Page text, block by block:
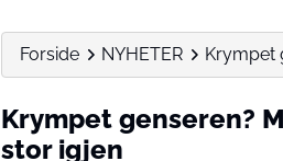
Forside NYHETER Krympet
Krympet genseren?
stor igjen